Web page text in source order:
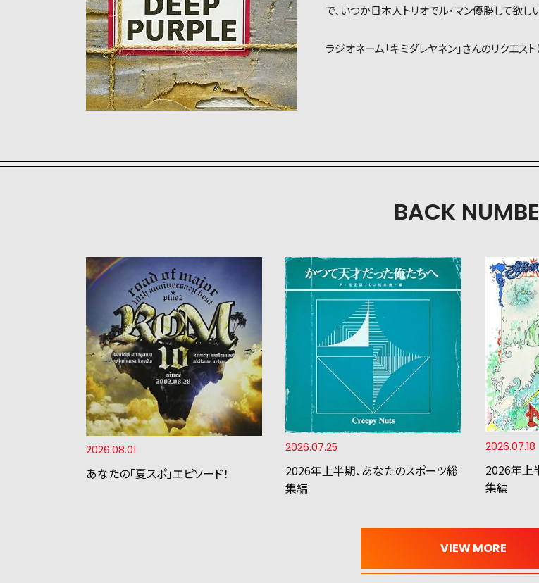
で、いつか日本人トリオでル・マン優勝して欲しい
ラジオネーム「キミダレヤネン」さんのリクエス
BACK
2026.08.01
あなたの「夏スポ」エピソード！
2026.07.25
2026年上半期、あなたのスポーツ総
集編
2026.07.18
2026年上
集編